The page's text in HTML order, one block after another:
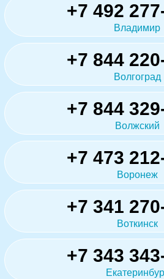
+7 492
Владимир
+7 844
Волгоград
+7 844
Волжский
+7 473
Воронеж
+7 341
Воткинск
+7 343